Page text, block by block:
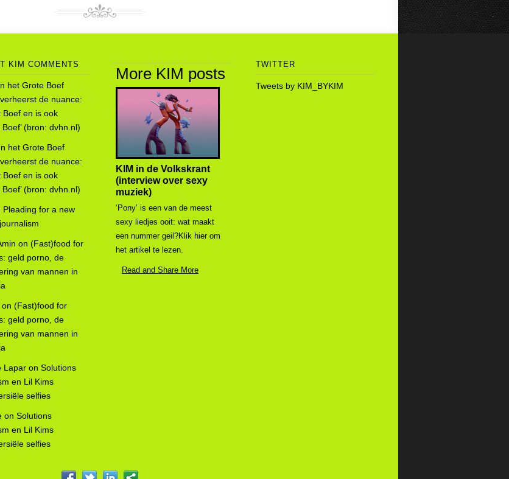
KIM COMMENTS
het Grote Boef
de nuance:
Boef en is ook
(bron: dvhn.nl)
het Grote Boef
de nuance:
Boef en is ook
(bron: dvhn.nl)
Pleading for a new
on (Fast)food for
geld porno, de
van mannen in
on (Fast)food for
geld porno, de
van mannen in
Lapar on Solutions
en Lil Kims
selfies
on Solutions
en Lil Kims
selfies
More KIM posts
KIM in de Volkskrant
(interview over sexy
muziek)
‘Pony’ is een van de meest
sexy liedjes ooit: wat maakt
een nummer geil?Klik hier om
het artikel te lezen.
Read and Share More
TWITTER
Tweets by KIM_BYKIM